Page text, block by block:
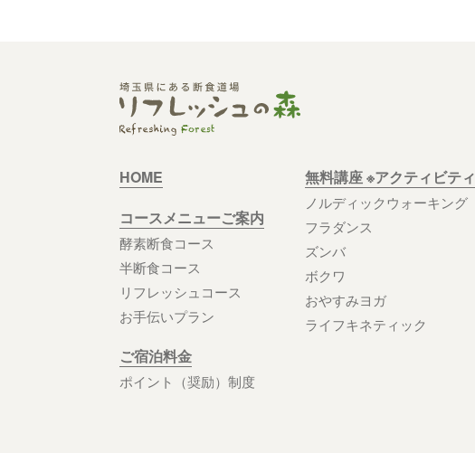
HOME
コースメニューご案内
酵素断食コース
半断食コース
リフレッシュコース
お手伝いプラン
ご宿泊料金
ポイント（奨励）制度
無料講座 ※アクティビティ
ノルディックウォーキング
フラダンス
ズンバ
ボクワ
おやすみヨガ
ライフキネティック